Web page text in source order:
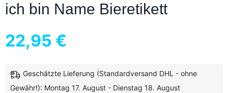
ich bin Name Bieretikett
22,95 €
Geschätzte Lieferung (Standardversand DHL - ohne
Gewähr!): Montag 17. August - Dienstag 18. August